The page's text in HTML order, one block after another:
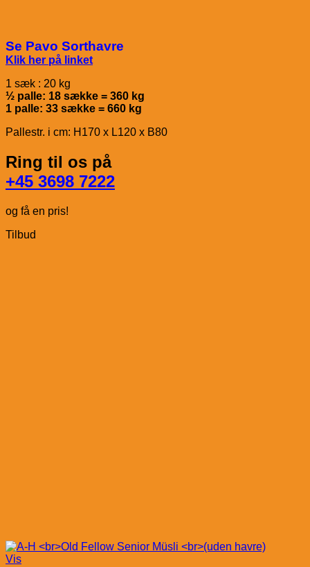
Se Pavo Sorthavre
Klik her på linket
1 sæk : 20 kg
½ palle: 18 sække = 360 kg
1 palle: 33 sække = 660 kg
Pallestr. i cm: H170 x L120 x B80
Ring til os på
+45 3698 7222
og få en pris!
Tilbud
Vis